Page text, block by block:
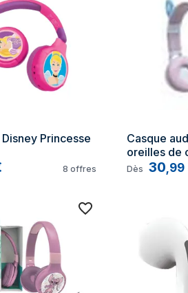
Princesse
8 offres
Casque
oreilles de
- Bluetooth
Dès 30,99